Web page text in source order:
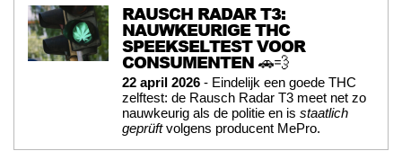
RAUSCH RADAR T3:
NAUWKEURIGE THC
SPEEKSELTEST VOOR
CONSUMENTEN 🚗💨
22 april 2026 - Eindelijk een goede THC
zelftest: de Rausch Radar T3 meet net zo
nauwkeurig als de politie en is staatlich
geprüftvolgens producent MePro.